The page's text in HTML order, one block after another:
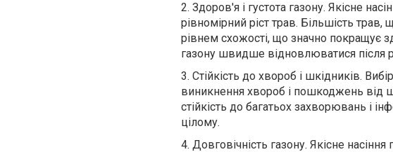
2. Здоров'я і густота газону. Якісне
рівномірний ріст трав. Більшість
рівнем схожості, що значно покращує
газону швидше відновлюватися після
3. Стійкість до хвороб і шкідників.
виникнення хвороб і пошкоджень від
стійкість до багатьох захворювань і
цілому.
4. Довговічність газону. Якісне